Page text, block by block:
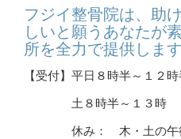
フジイ整骨院は、助
しいと願うあなたが
所を全力で提供します
【受付】平日８時半～１２
土８時半～１３時
休み： 木・土の午後